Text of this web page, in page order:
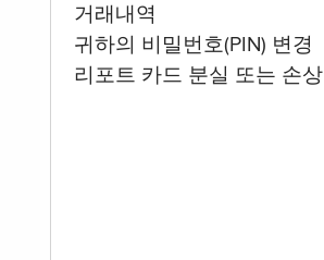
거래내역
귀하의 비밀번호(PIN) 변경
리포트 카드 분실 또는 손상